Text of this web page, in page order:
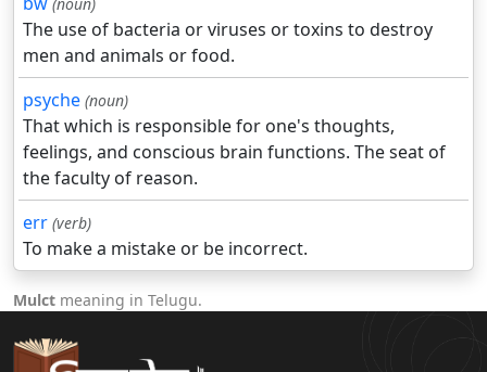
The use of bacteria or viruses or toxins to destroy
men and animals or food.
psyche (noun)
That which is responsible for one's thoughts,
feelings, and conscious brain functions. The seat of
the faculty of reason.
err (verb)
To make a mistake or be incorrect.
Mulct meaning in Telugu.